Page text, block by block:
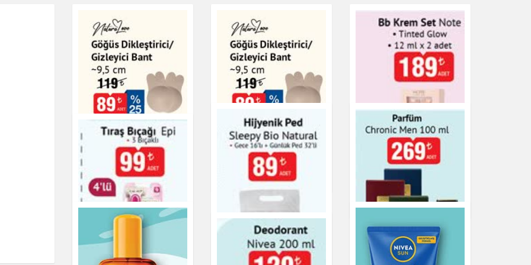
NaturaLove Göğüs
Dikleştirici/Gizleyici
Kişisel Bakım
Göğüs Dikleştirici /
Gizleyici Bant
Kişisel Bakım
BB Krem Set Note
Tinted Glow